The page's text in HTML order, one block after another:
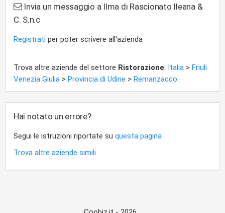
Invia un messaggio a Ilma di Rascionato Ileana &
C. S.n.c
Registrati per poter scrivere all'azienda
Trova altre aziende del settore Ristorazione: Italia > Friuli
Venezia Giulia > Provincia di Udine > Remanzacco
Hai notato un errore?
Segui le istruzioni riportate su questa pagina
Trova altre aziende simili